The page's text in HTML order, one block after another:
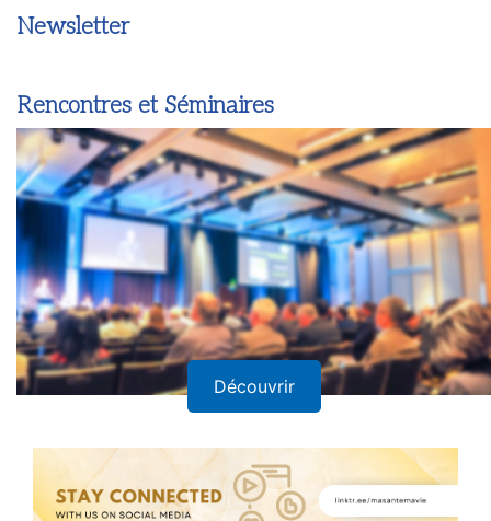
Newsletter
Rencontres et Séminaires
Découvrir